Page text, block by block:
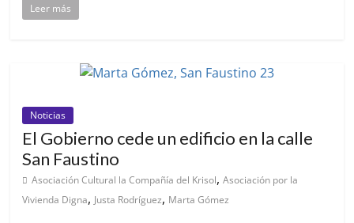
Leer más
Noticias
El Gobierno cede un edificio en la calle
San Faustino
Asociación Cultural la Compañía del Krisol,Asociación por la
Vivienda Digna, Justa Rodríguez, Marta Gómez